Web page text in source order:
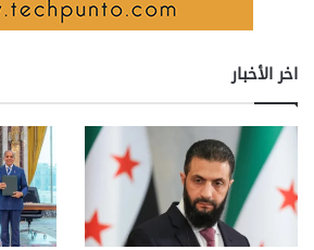
اخر الأخبار